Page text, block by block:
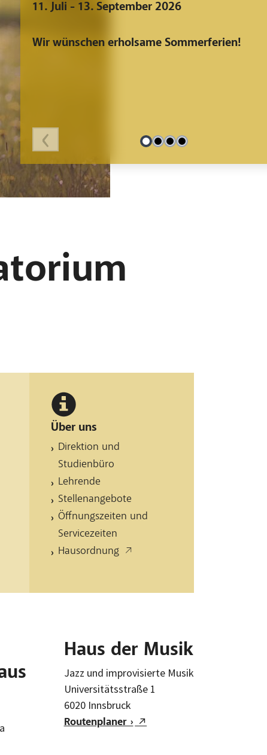
11. Juli - 13. September 2026
Wir wünschen erholsame Sommerferien!
‹
Vorheriger
Slide 1 von 4
Slide 2 von 4
Slide 3 von 4
Slide 4 von 4
Über uns
Direktion und
Studienbüro
Lehrende
Stellenangebote
Öffnungszeiten und
Servicezeiten
Hausordnung
Haus der Musik
Jazz und improvisierte Musik
Universitätsstraße 1
6020 Innsbruck
Routenplaner ›